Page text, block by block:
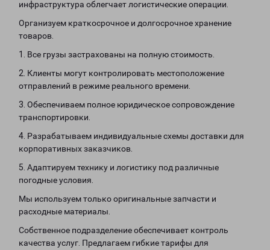
инфраструктура облегчает логистические операции.
Организуем краткосрочное и долгосрочное хранение
товаров.
1. Все грузы застрахованы на полную стоимость.
2. Клиенты могут контролировать местоположение
отправлений в режиме реального времени.
3. Обеспечиваем полное юридическое сопровождение
транспортировки.
4. Разрабатываем индивидуальные схемы доставки для
корпоративных заказчиков.
5. Адаптируем технику и логистику под различные
погодные условия.
Мы используем только оригинальные запчасти и
расходные материалы.
Собственное подразделение обеспечивает контроль
качества услуг. Предлагаем гибкие тарифы для